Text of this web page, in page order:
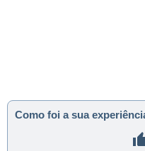
Como foi a sua